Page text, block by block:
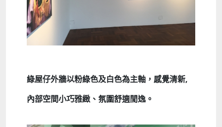
綠屋仔外牆以粉綠色及白色為主軸，感覺清新,
內部空間小巧雅緻、氛圍舒適閒逸。